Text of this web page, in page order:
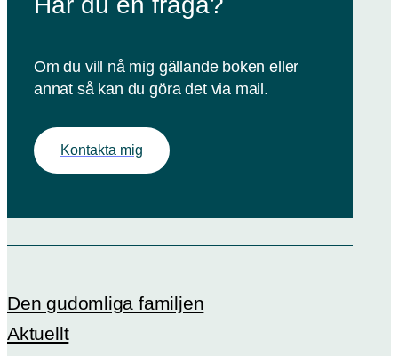
Om du vill nå mig gällande boken eller
annat så kan du göra det via mail.
Kontakta mig
Den gudomliga familjen
Aktuellt